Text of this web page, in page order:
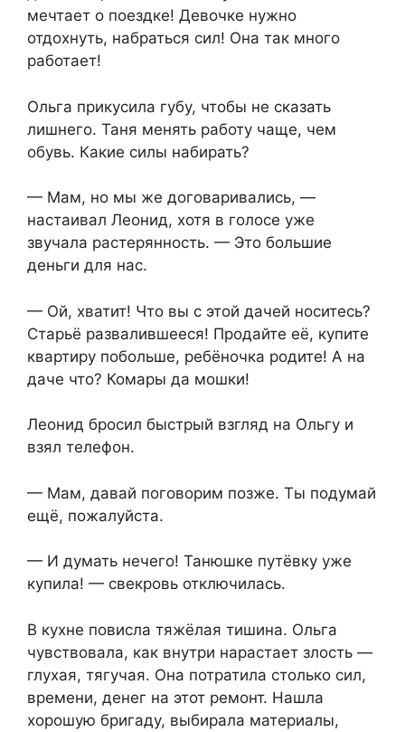
мечтает о поездке! Девочке нужно
отдохнуть, набраться сил! Она так много
работает!
Ольга прикусила губу, чтобы не сказать
лишнего. Таня менять работу чаще, чем
обувь. Какие силы набирать?
— Мам, но мы же договаривались, —
настаивал Леонид, хотя в голосе уже
звучала растерянность. — Это большие
деньги для нас.
— Ой, хватит! Что вы с этой дачей носитесь?
Старьё развалившееся! Продайте её, купите
квартиру побольше, ребёночка родите! А на
даче что? Комары да мошки!
Леонид бросил быстрый взгляд на Ольгу и
взял телефон.
— Мам, давай поговорим позже. Ты подумай
ещё, пожалуйста.
— И думать нечего! Танюшке путёвку уже
купила! — свекровь отключилась.
В кухне повисла тяжёлая тишина. Ольга
чувствовала, как внутри нарастает злость —
глухая, тягучая. Она потратила столько сил,
времени, денег на этот ремонт. Нашла
хорошую бригаду, выбирала материалы,